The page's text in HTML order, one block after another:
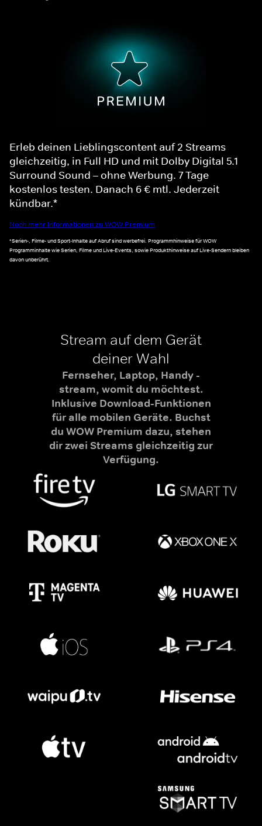
Erleb deinen Lieblingscontent auf 2 Streams
gleichzeitig, in Full HD und mit Dolby Digital 5.1
Surround Sound – ohne Werbung. 7 Tage
kostenlos testen. Danach 6 € mtl. Jederzeit
kündbar.*
Noch mehr Informationen zu WOW Premium
*Serien-, Filme- und Sport-Inhalte auf Abruf sind werbefrei. Programmhinweise für WOW
Programminhalte wie Serien, Filme und Live-Events, sowie Produkthinweise auf Live-Sendern bleiben
davon unberührt.
Stream auf dem Gerät
deiner Wahl
Fernseher, Laptop, Handy -
stream, womit du möchtest.
Inklusive Download-Funktionen
für alle mobilen Geräte. Buchst
du WOW Premium dazu, stehen
dir zwei Streams gleichzeitig zur
Verfügung.